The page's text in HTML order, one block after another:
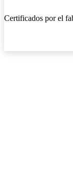
Certificados por el